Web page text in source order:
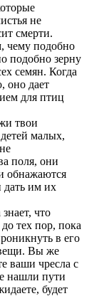
не
смерти.
чему подобно
подобно зерну
семян. Когда
оно дает
для птиц
твои
малых,
поля, они
обнажаются
дать им их
что
тех пор, пока
в его
вещи. Вы же
ваши чресла с
нашли пути
будет